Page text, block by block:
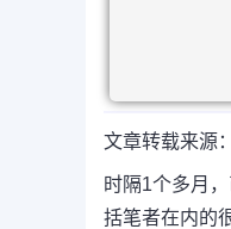
文章转载来源
时隔1个多月
括笔者在内的